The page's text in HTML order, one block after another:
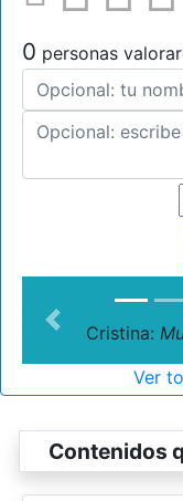
0 personas
Cristina:
Previous
Ver
Contenidos